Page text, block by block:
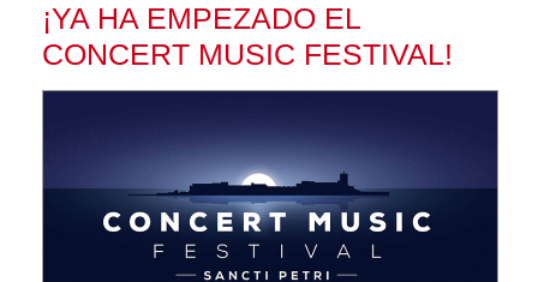
¡YA HA EMPEZADO EL
CONCERT MUSIC FESTIVAL!